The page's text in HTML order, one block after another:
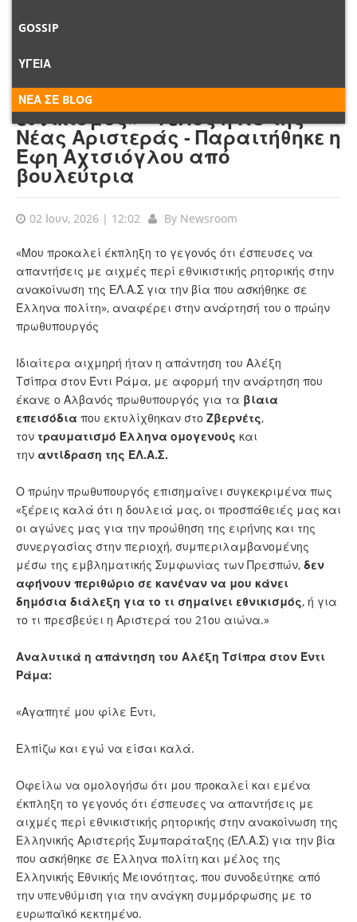
GOSSIP
ΥΓΕΙΑ
ΝΕΑ ΣΕ BLOG
Τσίπρας σε Ράμα: «Δεν
διάλεξη για το τι σημαίνει
εθνικισμός» - Τέλος η ΚΟ της
Νέας Αριστεράς - Παραιτήθηκε η
Έφη Αχτσιόγλου από
βουλεύτρια
02 Ιουν, 2026 | 12:02 By Newsroom
«Μου προκαλεί έκπληξη το γεγονός ότι έσπευσες να
απαντήσεις με αιχμές περί εθνικιστικής ρητορικής στην
ανακοίνωση της ΕΛ.Α.Σ για την βία που ασκήθηκε σε
Έλληνα πολίτη», αναφέρει στην ανάρτησή του ο πρώην
πρωθυπουργός
Ιδιαίτερα αιχμηρή ήταν η απάντηση του Αλέξη
Τσίπρα στον Έντι Ράμα, με αφορμή την ανάρτηση που
έκανε ο Αλβανός πρωθυπουργός για τα βίαια
επεισόδια που εκτυλίχθηκαν στο Ζβερνέτς,
τον τραυματισμό Έλληνα ομογενούς και
την αντίδραση της ΕΛ.Α.Σ.
Ο πρώην πρωθυπουργός επισημαίνει συγκεκριμένα πως
«ξέρεις καλά ότι η δουλειά μας, οι προσπάθειές μας και
οι αγώνες μας για την προώθηση της ειρήνης και της
συνεργασίας στην περιοχή, συμπεριλαμβανομένης
μέσω της εμβληματικής Συμφωνίας των Πρεσπών, δεν
αφήνουν περιθώριο σε κανέναν να μου κάνει
δημόσια διάλεξη για το τι σημαίνει εθνικισμός, ή για
το τι πρεσβεύει η Αριστερά του 21ου αιώνα.»
Αναλυτικά η απάντηση του Αλέξη Τσίπρα στον Έντι
Ράμα:
«Αγαπητέ μου φίλε Έντι,
Ελπίζω και εγώ να είσαι καλά.
Οφείλω να ομολογήσω ότι μου προκαλεί και εμένα
έκπληξη το γεγονός ότι έσπευσες να απαντήσεις με
αιχμές περί εθνικιστικής ρητορικής στην ανακοίνωση της
Ελληνικής Αριστερής Συμπαράταξης (ΕΛ.Α.Σ) για την βία
που ασκήθηκε σε Έλληνα πολίτη και μέλος της
Ελληνικής Εθνικής Μειονότητας, που συνοδεύτηκε από
την υπενθύμιση για την ανάγκη συμμόρφωσης με το
ευρωπαϊκό κεκτημένο.